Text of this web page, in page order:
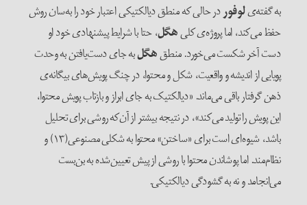
به گفته‌‌یلوفوردر حالی که منطق دیالکتیکی اعتبار خود را به‌‌سان روش
حفظ می‌‌کند، اما پروژه‌‌ی کلیهگل، حتا با شرایط پیشنهادی خود او
دست آخر شکست می‌‌خورد. منطقهگلبه جای دست‌‌یافتن به وحدت
پویایی از اندیشه و واقعیت، شکل و محتوا، در چنگ پویش‌‌های بیگانه‌‌ی
ذهن گرفتار باقی می‌‌ماند. «دیالکتیک به جای ابراز و بازتاب پویش محتوا،
این پویش را تولید می‌‌کند»، در نتیجه بیشتر از آن‌‌که روشی برای تحلیل
باشد، شیوه‌‌ای است برای «ساختن» محتوا به شکلی مصنوعی(۱۳) و
نظام‌‌مند. اما پوشاندن محتوا با روشی از پیش تعیین‌‌شده به بن‌بست
می‌انجامد و نه به گشودگی دیالکتیکی.